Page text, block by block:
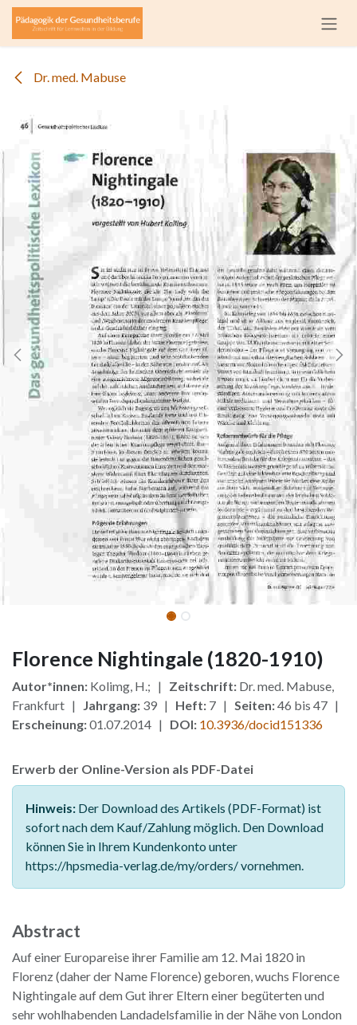
Zum Inhalt springen
Dr. med. Mabuse
Florence Nightingale (1820-1910)
Autor*innen: Kolimg, H.; | Zeitschrift: Dr. med. Mabuse,
Frankfurt | Jahrgang: 39 | Heft: 7 | Seiten:46 bis 47 |
Erscheinung:01.07.2014 | DOI: 10.3936/docid151336
Erwerb der Online-Version als PDF-Datei
Hinweis: Der Download des Artikels (PDF-Format) ist
sofort nach dem Kauf/Zahlung möglich. Den Download
können Sie in Ihrem Kundenkonto unter
https://hpsmedia-verlag.de/my/orders/ vornehmen.
Abstract
Auf einer Europareise ihrer Familie am 12. Mai 1820 in
Florenz (daher der Name Florence) geboren, wuchs Florence
Nightingale auf dem Gut ihrer Eltern einer begüterten und
sehr wohlhabenden Landadelsfamilie in der Nähe von London